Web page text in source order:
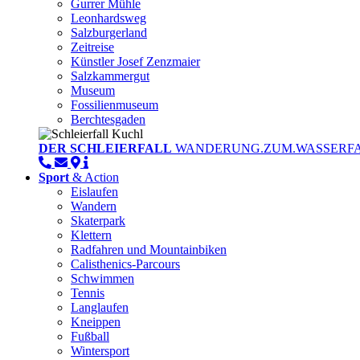
Gurrer Mühle
Leonhardsweg
Salzburgerland
Zeitreise
Künstler Josef Zenzmaier
Salzkammergut
Museum
Fossilienmuseum
Berchtesgaden
DER SCHLEIERFALL
Sport& Action
Eislaufen
Wandern
Skaterpark
Klettern
Radfahren und Mountainbiken
Calisthenics-Parcours
Schwimmen
Tennis
Langlaufen
Kneippen
Fußball
Wintersport